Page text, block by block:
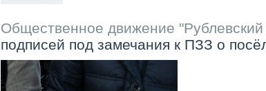
Общественное движение
подписей под замечания к ПЗЗ о